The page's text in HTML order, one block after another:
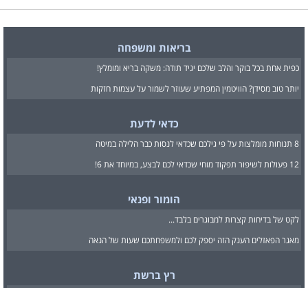
בריאות ומשפחה
כפית אחת בכל בוקר והלב שלכם יגיד תודה: משקה בריא ומומלץ!
יותר טוב מסידן? הוויטמין המפתיע שעוזר לשמור על עצמות חזקות
כדאי לדעת
8 תנוחות מומלצות על פי גילכם שכדאי לנסות כבר הלילה במיטה
12 פעולות לשיפור תפקוד מוחי שכדאי לכם לבצע, במיוחד את 6!
הומור ופנאי
לקט של בדיחות קצרות למבוגרים בלבד...
מאגר הפאזלים הענק הזה יספק לכם ולמשפחתכם שעות של הנאה
רץ ברשת